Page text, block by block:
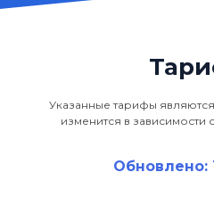
Указанные тарифы
изменится в зависимости
Обновлено: